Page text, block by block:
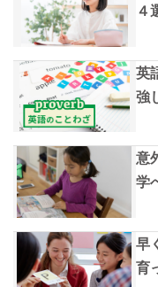
４
英
強
意
学
早
育